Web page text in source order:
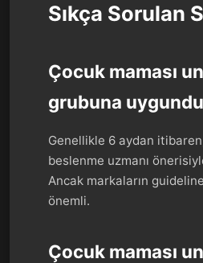
Sıkça Sorulan
Çocuk maması
grubuna
Genellikle 6 aydan
beslenme uzmanı
Ancak markaların
önemli.
Çocuk maması